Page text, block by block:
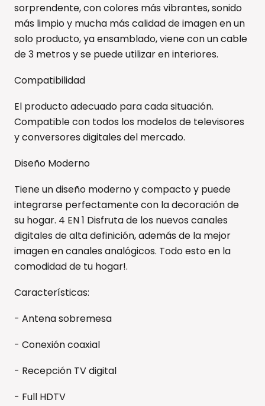
sorprendente, con colores más vibrantes, sonido
más limpio y mucha más calidad de imagen en un
solo producto, ya ensamblado, viene con un cable
de 3 metros y se puede utilizar en interiores.
Compatibilidad
El producto adecuado para cada situación.
Compatible con todos los modelos de televisores
y conversores digitales del mercado.
Diseño Moderno
Tiene un diseño moderno y compacto y puede
integrarse perfectamente con la decoración de
su hogar. 4 EN 1 Disfruta de los nuevos canales
digitales de alta definición, además de la mejor
imagen en canales analógicos. Todo esto en la
comodidad de tu hogar!.
Características:
- Antena sobremesa
- Conexión coaxial
- Recepción TV digital
- Full HDTV